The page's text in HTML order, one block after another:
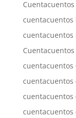
Cuentacuentos
cuentacuentos
cuentacuentos
Cuentacuentos
cuentacuentos
cuentacuentos
cuentacuentos
cuentacuentos